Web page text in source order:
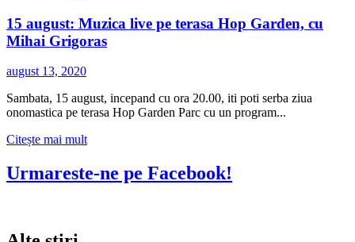
15 august: Muzica live pe terasa Hop Garden, cu
Mihai Grigoras
august 13, 2020
Sambata, 15 august, incepand cu ora 20.00, iti poti serba ziua
onomastica pe terasa Hop Garden Parc cu un program...
Citește mai multCitește
despre
Urmareste-ne pe Facebook!